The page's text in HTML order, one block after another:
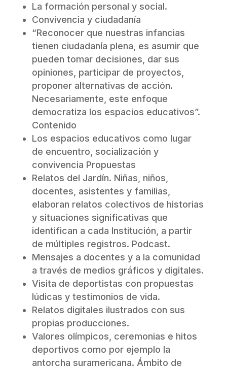
La formación personal y social.
Convivencia y ciudadanía
“Reconocer que nuestras infancias
tienen ciudadanía plena, es asumir que
pueden tomar decisiones, dar sus
opiniones, participar de proyectos,
proponer alternativas de acción.
Necesariamente, este enfoque
democratiza los espacios educativos”.
Contenido
Los espacios educativos como lugar
de encuentro, socialización y
convivencia Propuestas
Relatos del Jardín. Niñas, niños,
docentes, asistentes y familias,
elaboran relatos colectivos de historias
y situaciones significativas que
identifican a cada Institución, a partir
de múltiples registros. Podcast.
Mensajes a docentes y a la comunidad
a través de medios gráficos y digitales.
Visita de deportistas con propuestas
lúdicas y testimonios de vida.
Relatos digitales ilustrados con sus
propias producciones.
Valores olímpicos, ceremonias e hitos
deportivos como por ejemplo la
antorcha suramericana. Ámbito de